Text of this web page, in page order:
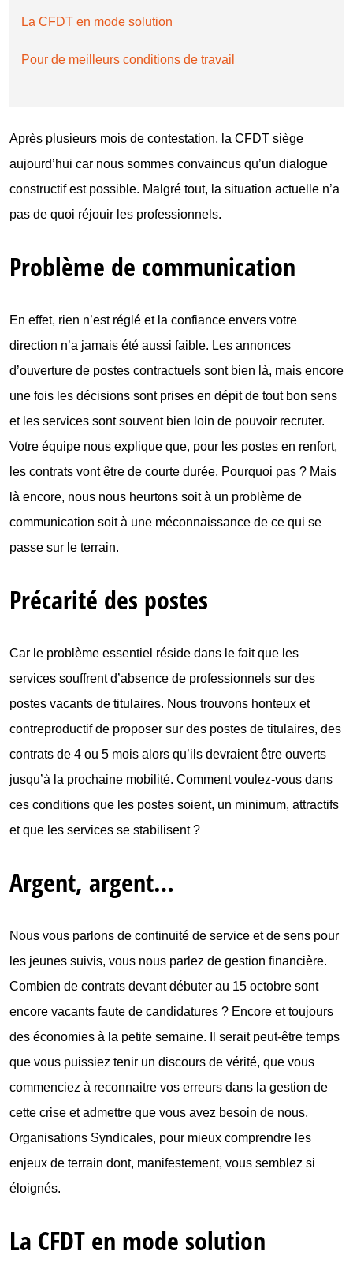
La CFDT en mode solution
Pour de meilleurs conditions de travail
Après plusieurs mois de contestation, la CFDT siège
aujourd’hui car nous sommes convaincus qu’un dialogue
constructif est possible. Malgré tout, la situation actuelle n’a
pas de quoi réjouir les professionnels.
Problème de communication
En effet, rien n’est réglé et la confiance envers votre
direction n’a jamais été aussi faible. Les annonces
d’ouverture de postes contractuels sont bien là, mais encore
une fois les décisions sont prises en dépit de tout bon sens
et les services sont souvent bien loin de pouvoir recruter.
Votre équipe nous explique que, pour les postes en renfort,
les contrats vont être de courte durée. Pourquoi pas ? Mais
là encore, nous nous heurtons soit à un problème de
communication soit à une méconnaissance de ce qui se
passe sur le terrain.
Précarité des postes
Car le problème essentiel réside dans le fait que les
services souffrent d’absence de professionnels sur des
postes vacants de titulaires. Nous trouvons honteux et
contreproductif de proposer sur des postes de titulaires, des
contrats de 4 ou 5 mois alors qu’ils devraient être ouverts
jusqu’à la prochaine mobilité. Comment voulez-vous dans
ces conditions que les postes soient, un minimum, attractifs
et que les services se stabilisent ?
Argent, argent…
Nous vous parlons de continuité de service et de sens pour
les jeunes suivis, vous nous parlez de gestion financière.
Combien de contrats devant débuter au 15 octobre sont
encore vacants faute de candidatures ? Encore et toujours
des économies à la petite semaine. Il serait peut-être temps
que vous puissiez tenir un discours de vérité, que vous
commenciez à reconnaitre vos erreurs dans la gestion de
cette crise et admettre que vous avez besoin de nous,
Organisations Syndicales, pour mieux comprendre les
enjeux de terrain dont, manifestement, vous semblez si
éloignés.
La CFDT en mode solution